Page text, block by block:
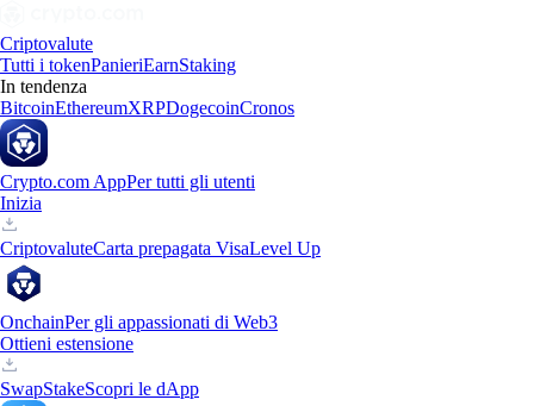
Criptovalute
Tutti i tokenPanieriEarnStaking
In tendenza
BitcoinEthereumXRPDogecoinCronos
Crypto.com AppPer tutti gli utenti
Inizia
CriptovaluteCarta prepagata VisaLevel Up
OnchainPer gli appassionati di Web3
Ottieni estensione
SwapStakeScopri le dApp